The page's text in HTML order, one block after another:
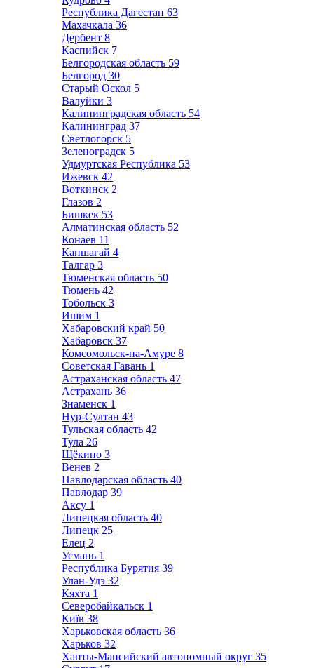
Республика Дагестан 63
Махачкала 36
Дербент 8
Каспийск 7
Белгородская область 59
Белгород 30
Старый Оскол 5
Валуйки 3
Калининградская область 54
Калининград 37
Светлогорск 5
Зеленоградск 5
Удмуртская Республика 53
Ижевск 42
Воткинск 2
Глазов 2
Бишкек 53
Алматинская область 52
Конаев 11
Капшагай 4
Талгар 3
Тюменская область 50
Тюмень 42
Тобольск 3
Ишим 1
Хабаровский край 50
Хабаровск 37
Комсомольск-на-Амуре 8
Советская Гавань 1
Астраханская область 47
Астрахань 36
Знаменск 1
Нур-Султан 43
Тульская область 42
Тула 26
Щёкино 3
Венев 2
Павлодарская область 40
Павлодар 39
Аксу 1
Липецкая область 40
Липецк 25
Елец 2
Усмань 1
Республика Бурятия 39
Улан-Удэ 32
Кяхта 1
Северобайкальск 1
Київ 38
Харьковская область 36
Харьков 32
Ханты-Мансийский автономный округ 35